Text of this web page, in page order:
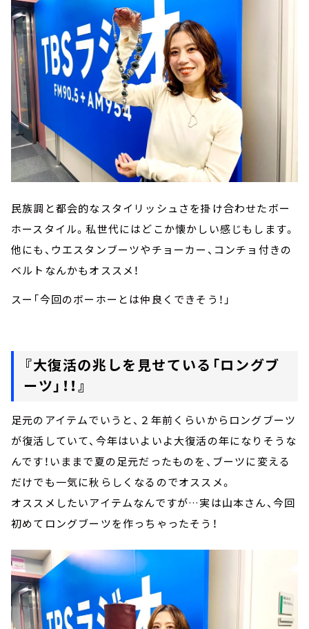
民族調と都会的なスタイリッシュさを掛け合わせたボー
ホースタイル。私世代にはどこか懐かしい感じもします。
他にも、ウエスタンブーツやチョーカー、コンチョ付きの
ベルトなんかもオススメ！
スー「今回のボーホーとは仲良くできそう！」
『大復活の兆しを見せている「ロングブ
ーツ」！！』
足元のアイテムでいうと、２年前くらいからロングブーツ
が復活していて、今年はいよいよ大復活の年になりそうな
んです！いままで夏の足元だったものを、ブーツに変える
だけでも一気に秋らしくなるのでオススメ。
オススメしたいアイテムなんですが…実は山本さん、今回
初めてロングブーツを作っちゃったそう！